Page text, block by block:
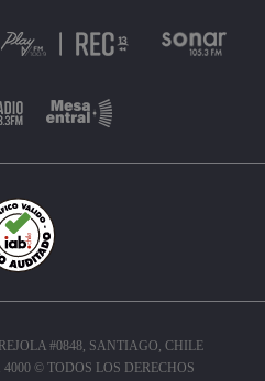
#0848, SANTIAGO, CHILE
4000 © TODOS LOS DERECHOS